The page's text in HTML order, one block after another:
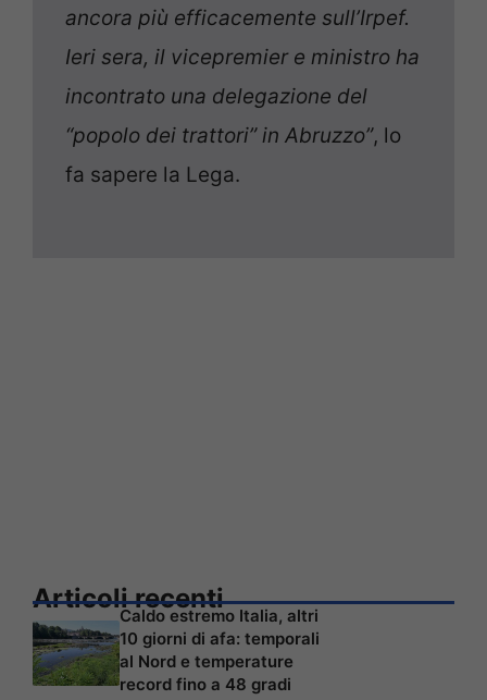
ancora più efficacemente sull’Irpef.
Ieri sera, il vicepremier e ministro ha
incontrato una delegazione del
“popolo dei trattori” in Abruzzo”, lo
fa sapere la Lega.
Articoli recenti
Caldo estremo Italia, altri
10 giorni di afa: temporali
al Nord e temperature
record fino a 48 gradi